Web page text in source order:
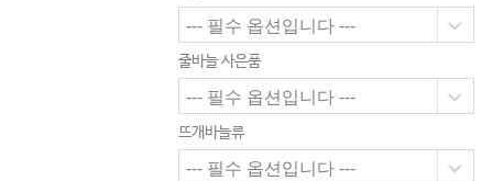
줄바늘 사은품
뜨개바늘류